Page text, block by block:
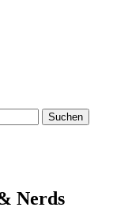
Nerds